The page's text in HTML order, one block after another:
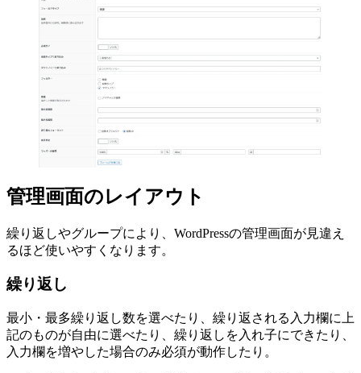
管理画面のレイアウト
繰り返しやグループにより、WordPressの管理画面が見違え
るほど使いやすくなります。
繰り返し
最小・最多繰り返し数を選べたり、繰り返される入力欄に上
記のものが自由に選べたり、繰り返しを入れ子にできたり、
入力欄を増やした場合のみ必須が動作したり。